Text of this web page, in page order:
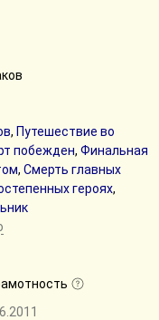
, Путешествие во
побежден, Финальная
, Смерть главных
героях,